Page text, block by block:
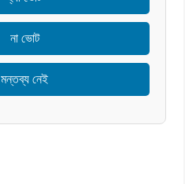
না ভোট
মন্তব্য নেই